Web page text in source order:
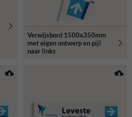
Verwijsbord 1500x350mm
met eigen ontwerp en pijl
naar links